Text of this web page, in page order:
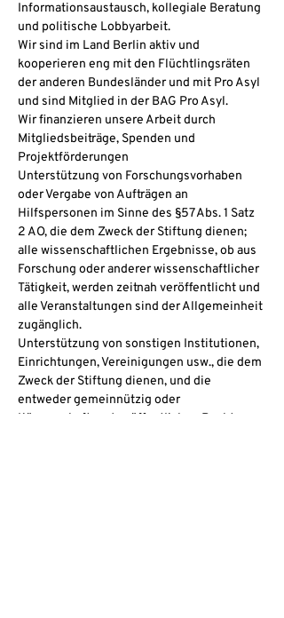
Informationsaustausch, kollegiale Beratung
und politische Lobbyarbeit.
Wir sind im Land Berlin aktiv und
kooperieren eng mit den Flüchtlingsräten
der anderen Bundesländer und mit Pro Asyl
und sind Mitglied in der BAG Pro Asyl.
Wir finanzieren unsere Arbeit durch
Mitgliedsbeiträge, Spenden und
Projektförderungen
Unterstützung von Forschungsvorhaben
oder Vergabe von Aufträgen an
Hilfspersonen im Sinne des §57 Abs. 1 Satz
2 AO, die dem Zweck der Stiftung dienen;
alle wissenschaftlichen Ergebnisse, ob aus
Forschung oder anderer wissenschaftlicher
Tätigkeit, werden zeitnah veröffentlicht und
alle Veranstaltungen sind der Allgemeinheit
zugänglich.
Unterstützung von sonstigen Institutionen,
Einrichtungen, Vereinigungen usw., die dem
Zweck der Stiftung dienen, und die
entweder gemeinnützig oder
Körperschaften des öffentlichen Rechts